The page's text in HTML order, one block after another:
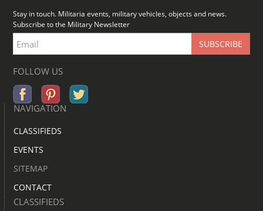
Stay in touch. Militaria events, military vehicles, objects and news.
Subscribe to the Military Newsletter
FOLLOW US
NAVIGATION
CLASSIFIEDS
EVENTS
SITEMAP
CONTACT
CLASSIFIEDS